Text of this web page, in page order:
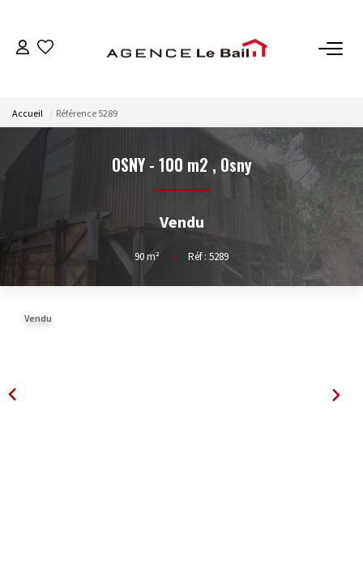
ESTIMATION
LOCATIONS
GESTION
Espace Propriétaire
Accueil Référence 5289
OSNY - 100 m2 , Osny
Vendu
90m² • Réf : 5289
Vendu